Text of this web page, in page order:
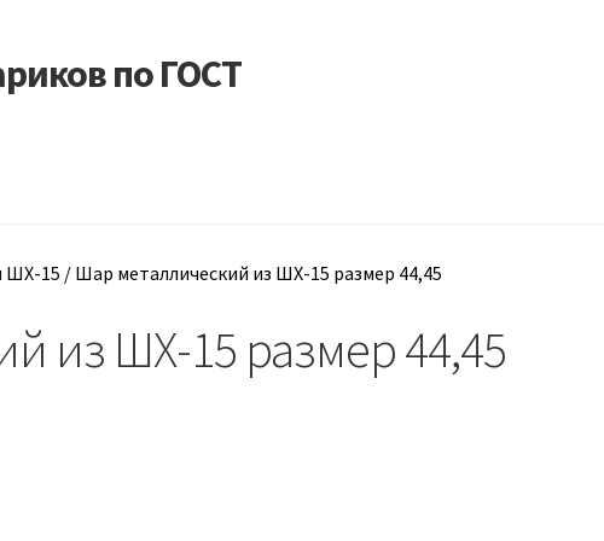
по ГОСТ
ШХ-15 / Шар металлический из ШХ-15 размер 44,45
из ШХ-15 размер 44,45